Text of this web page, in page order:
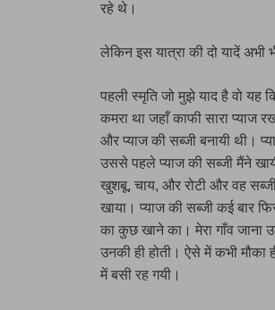
रहे थे।
लेकिन इस यात्रा की दो यादें अभी
पहली स्मृति जो मुझे याद है वो यह
कमरा था जहाँ काफी सारा प्याज
और प्याज की सब्जी बनायी थी।
उससे पहले प्याज की सब्जी मैंने
खुशबू, चाय, और रोटी और वह
खाया। प्याज की सब्जी कई बार
का कुछ खाने का। मेरा गाँव जाना
उनकी ही होती। ऐसे में कभी मौका
में बसी रह गयी।